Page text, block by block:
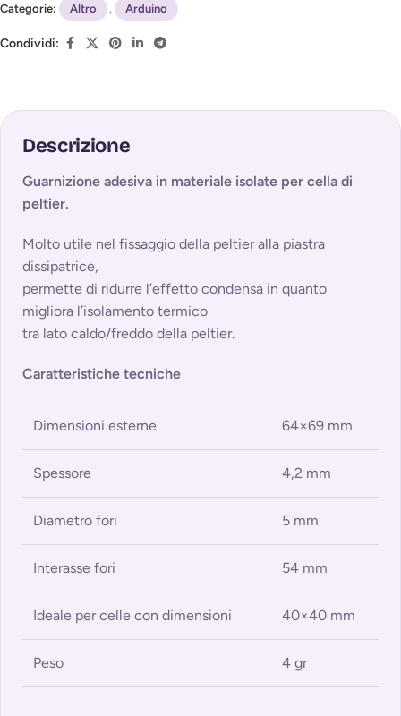
Categorie:
Altro , Arduino
Condividi:
Descrizione
Guarnizione adesiva in materiale isolate per cella di
peltier.
Molto utile nel fissaggio della peltier alla piastra
dissipatrice,
permette di ridurre l’effetto condensa in quanto
migliora l’isolamento termico
tra lato caldo/freddo della peltier.
Caratteristiche tecniche
Dimensioni esterne 64×69 mm
Spessore 4,2 mm
Diametro fori 5 mm
Interasse fori 54 mm
Ideale per celle con dimensioni 40×40 mm
Peso 4 gr